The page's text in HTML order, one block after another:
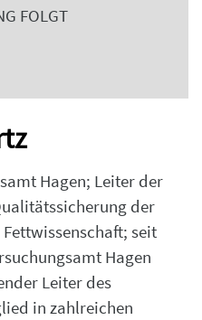
FOLGT
Hagen; Leiter der
der
seit
Hagen
Leiter des
in zahlreichen